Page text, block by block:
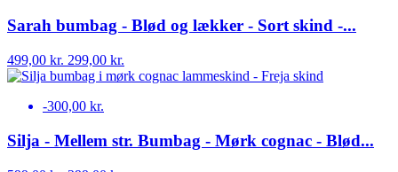
Sarah bumbag - Blød og lækker - Sort skind -...
499,00 kr. 299,00 kr.
-300,00 kr.
Silja - Mellem str. Bumbag - Mørk cognac - Blød...